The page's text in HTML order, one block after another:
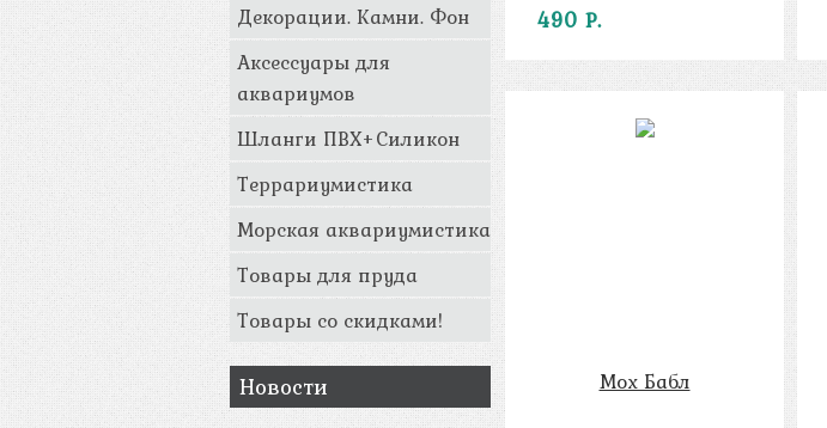
Декорации. Камни. Фон
Аксессуары для
аквариумов
Шланги ПВХ+Силикон
Террариумистика
Морская аквариумистика
Товары для пруда
Товары со скидками!
Новости
490 Р.
Мох Бабл